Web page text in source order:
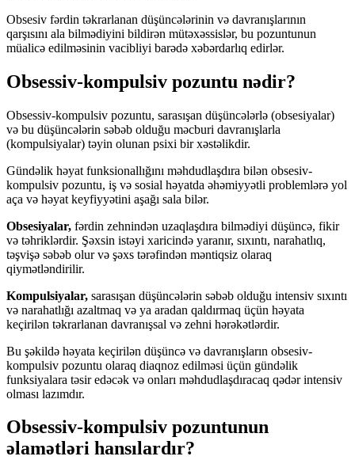
Obsesiv fərdin təkrarlanan düşüncələrinin və davranışlarının
qarşısını ala bilmədiyini bildirən mütəxəssislər, bu pozuntunun
müalicə edilməsinin vacibliyi barədə xəbərdarlıq edirlər.
Obsessiv-kompulsiv pozuntu nədir?
Obsessiv-kompulsiv pozuntu, sarasışan düşüncələrlə (obsesiyalar)
və bu düşüncələrin səbəb olduğu məcburi davranışlarla
(kompulsiyalar) təyin olunan psixi bir xəstəlikdir.
Gündəlik həyat funksionallığını məhdudlaşdıra bilən obsesiv-
kompulsiv pozuntu, iş və sosial həyatda əhəmiyyətli problemlərə yol
aça və həyat keyfiyyətini aşağı sala bilər.
Obsesiyalar, fərdin zehnindən uzaqlaşdıra bilmədiyi düşüncə, fikir
və təhriklərdir. Şəxsin istəyi xaricində yaranır, sıxıntı, narahatlıq,
təşvişə səbəb olur və şəxs tərəfindən məntiqsiz olaraq
qiymətləndirilir.
Kompulsiyalar, sarasışan düşüncələrin səbəb olduğu intensiv sıxıntı
və narahatlığı azaltmaq və ya aradan qaldırmaq üçün həyata
keçirilən təkrarlanan davranışsal və zehni hərəkətlərdir.
Bu şəkildə həyata keçirilən düşüncə və davranışların obsesiv-
kompulsiv pozuntu olaraq diaqnoz edilməsi üçün gündəlik
funksiyalara təsir edəcək və onları məhdudlaşdıracaq qədər intensiv
olması lazımdır.
Obsessiv-kompulsiv pozuntunun
əlamətləri hansılardır?